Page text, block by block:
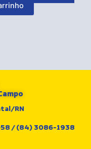
RN
/ (84) 3086-1938